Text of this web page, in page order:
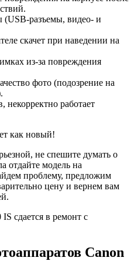
(USB-разъемы, видео- и
скачет при наведении на
из-за повреждения
фото (подозрение на
некорректно работает
как новый!
не спешите думать о
отдайте модель на
проблему, предложим
цену и вернем вам
сдается в ремонт с
Canon